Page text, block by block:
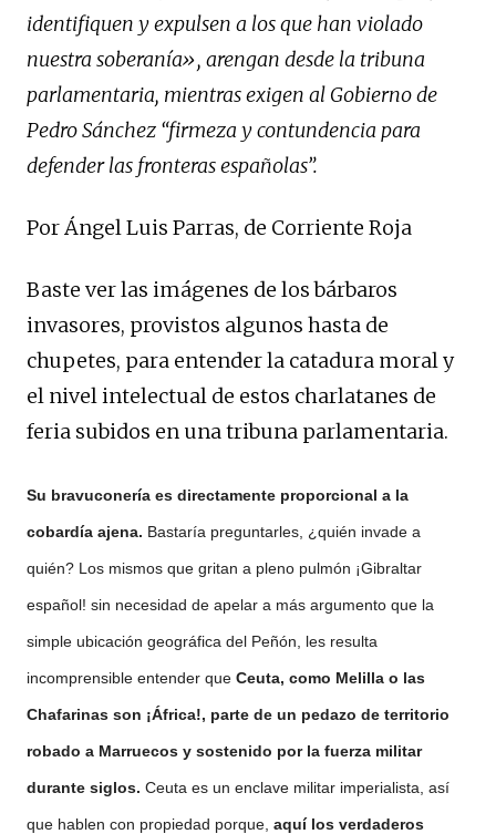
identifiquen y expulsen a los que han violado
nuestra soberanía», arengan desde la tribuna
parlamentaria, mientras exigen al Gobierno de
Pedro Sánchez “firmeza y contundencia para
defender las fronteras españolas”.
Por Ángel Luis Parras, de Corriente Roja
Baste ver las imágenes de los bárbaros
invasores, provistos algunos hasta de
chupetes, para entender la catadura moral y
el nivel intelectual de estos charlatanes de
feria subidos en una tribuna parlamentaria.
Su bravuconería es directamente proporcional a la
cobardía ajena. Bastaría preguntarles, ¿quién invade a
quién? Los mismos que gritan a pleno pulmón ¡Gibraltar
español! sin necesidad de apelar a más argumento que la
simple ubicación geográfica del Peñón, les resulta
incomprensible entender que Ceuta, como Melilla o las
Chafarinas son ¡África!, parte de un pedazo de territorio
robado a Marruecos y sostenido por la fuerza militar
durante siglos. Ceuta es un enclave militar imperialista, así
que hablen con propiedad porque, aquí los verdaderos